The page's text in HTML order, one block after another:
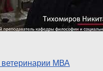
ветеринарии МВА